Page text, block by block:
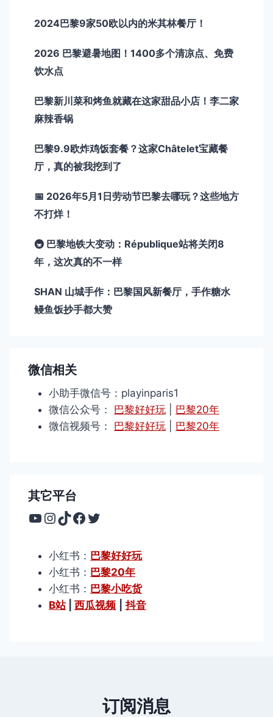
2024巴黎9家50欧以内的米其林餐厅！
2026 巴黎避暑地图！1400多个清凉点、免费
饮水点
巴黎新川菜和烤鱼就藏在这家甜品小店！李二家
麻辣香锅
巴黎9.9欧炸鸡饭套餐？这家Châtelet宝藏餐
厅，真的被我挖到了
📅 2026年5月1日劳动节巴黎去哪玩？这些地方
不打烊！
🚇 巴黎地铁大变动：République站将关闭8
年，这次真的不一样
SHAN 山城手作：巴黎国风新餐厅，手作糖水
鳗鱼饭抄手都大赞
微信相关
小助手微信号：playinparis1
微信公众号： 巴黎好好玩
巴黎20年
微信视频号： 巴黎好好玩 巴黎20年
其它平台
YouTube
Instagram
TikTok
Facebook
Twitter
小红书： 巴黎好好玩
小红书： 巴黎20年
小红书： 巴黎小吃货
B站| 西瓜视频 抖音
订阅消息